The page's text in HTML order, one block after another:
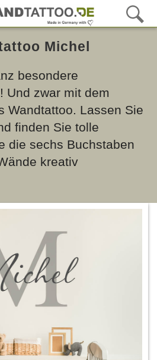
Michel
besondere
Und zwar mit dem
Wandtattoo. Lassen Sie
finden Sie tolle
die sechs Buchstaben
kreativ